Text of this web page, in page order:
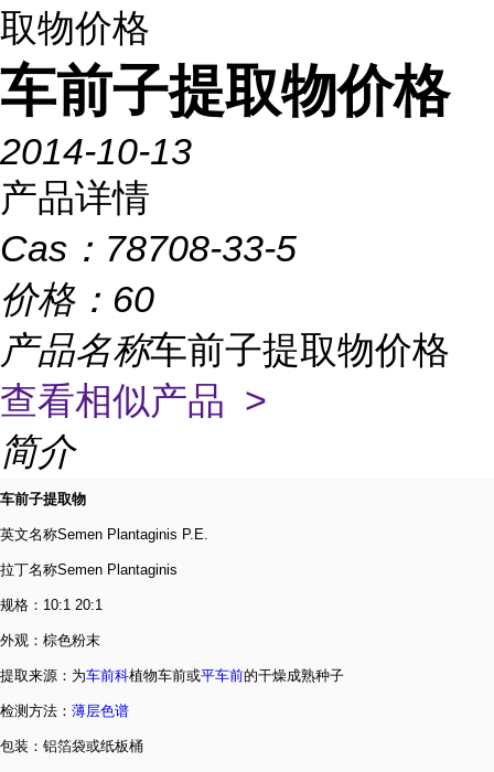
取物价格
车前子提取物价格
2014-10-13
产品详情
Cas： 78708-33-5
价格： 60
产品名称车前子提取物价格
查看相似产品 >
简介
车前子提取物
英文名称Semen Plantaginis P.E.
拉丁名称Semen Plantaginis
规格： 10:1 20:1
外观：棕色粉末
提取来源：为车前科植物车前或平车前的干燥成熟种子
检测方法： 薄层色谱
包装：铝箔袋或纸板桶